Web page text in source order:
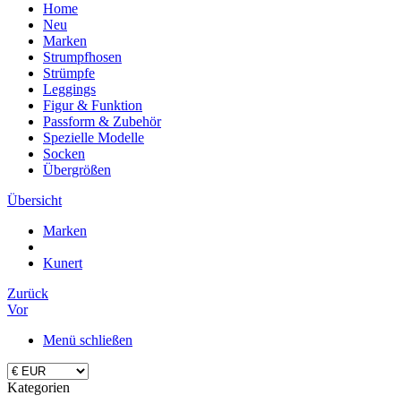
Home
Neu
Marken
Strumpfhosen
Strümpfe
Leggings
Figur & Funktion
Passform & Zubehör
Spezielle Modelle
Socken
Übergrößen
Übersicht
Marken
Kunert
Zurück
Vor
Menü schließen
Kategorien